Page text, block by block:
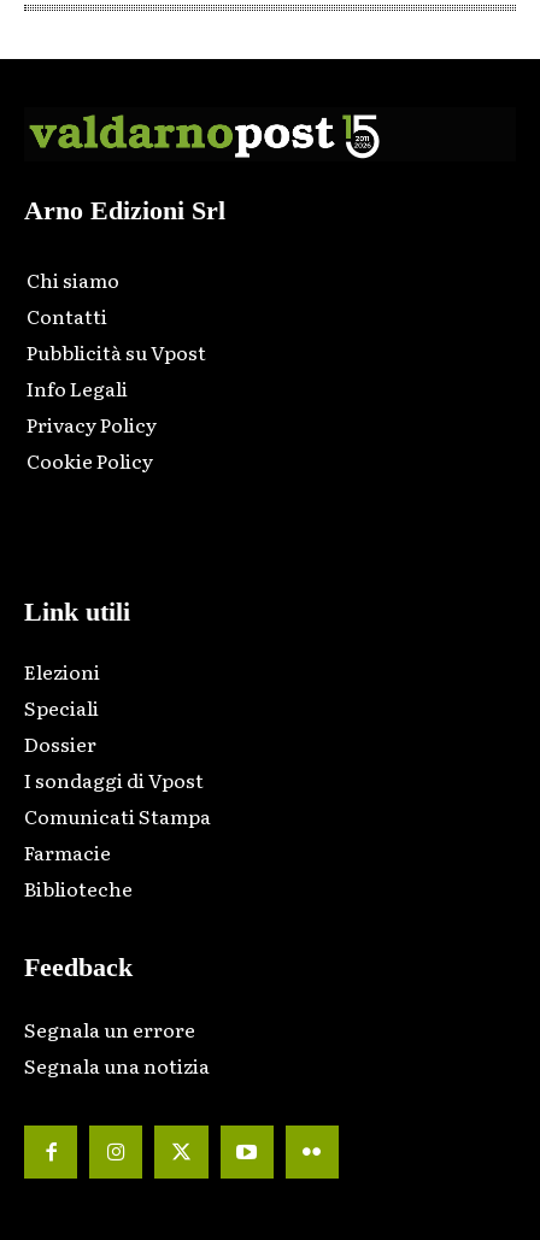
Arno Edizioni Srl
Chi siamo
Contatti
Pubblicità su Vpost
Info Legali
Privacy Policy
Cookie Policy
Link utili
Elezioni
Speciali
Dossier
I sondaggi di Vpost
Comunicati Stampa
Farmacie
Biblioteche
Feedback
Segnala un errore
Segnala una notizia